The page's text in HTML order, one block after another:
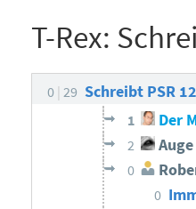
T-Rex:
0 29 Schreibt PSR
1 Der
2 Auge
0
0